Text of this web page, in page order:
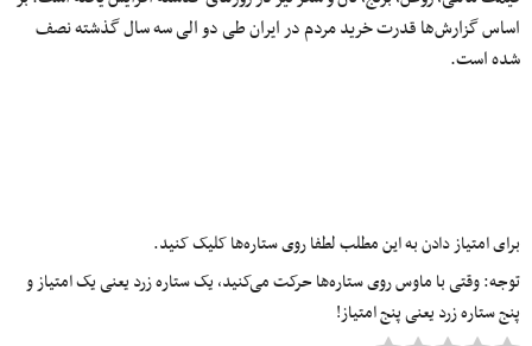
اساس گزارش‌ها قدرت خرید مردم در ایران طی دو الی سه سال گذشته نصف
شده است.
برای امتیاز دادن به این مطلب لطفا روی ستاره‌ها کلیک کنید.
توجه: وقتی با ماوس روی ستاره‌ها حرکت می‌کنید، یک ستاره زرد یعنی یک امتیاز و
پنج ستاره زرد یعنی پنج امتیاز!